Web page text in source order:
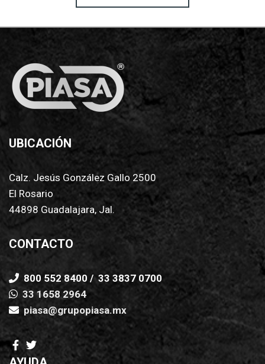
UBICACIÓN
Calz. Jesús González Gallo 2500
El Rosario
44898 Guadalajara, Jal.
CONTACTO
800 552 8400 / 33 3837 0700
33 1658 2964
piasa@grupopiasa.mx